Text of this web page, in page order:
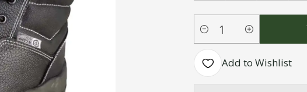
Quantity
Add to Wishlist